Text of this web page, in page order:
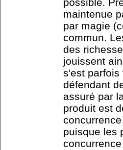
possible.
maintenue
par magie
commun.
des
jouissent
s'est parfois
défendant
assuré par
produit est
puisque les